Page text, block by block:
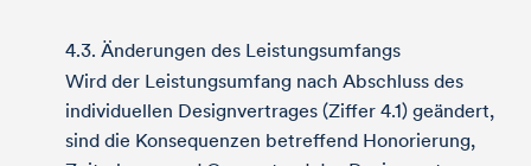
4.3. Änderungen des Leistungsumfangs
Wird der Leistungsumfang nach Abschluss des
individuellen Designvertrages (Ziffer 4.1) geändert,
sind die Konsequenzen betreffend Honorierung,